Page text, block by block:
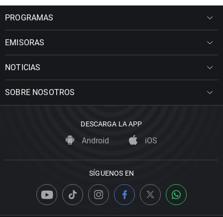
PROGRAMAS
EMISORAS
NOTICIAS
SOBRE NOSOTROS
DESCARGA LA APP
Android iOS
SÍGUENOS EN